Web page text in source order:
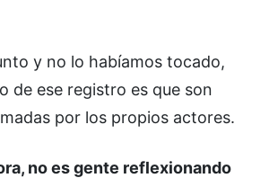
y no lo habíamos tocado,
de ese registro es que son
por los propios actores.
no es gente reflexionando